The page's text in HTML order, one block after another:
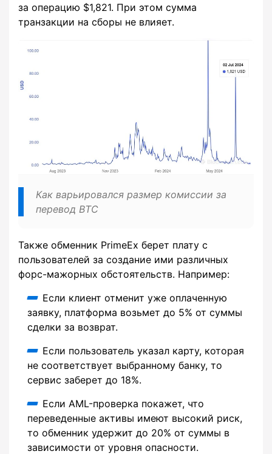
за операцию $1,821. При этом сумма
транзакции на сборы не влияет.
Как варьировался размер комиссии за
перевод BTC
Также обменник PrimeEx берет плату с
пользователей за создание ими различных
форс-мажорных обстоятельств. Например:
Если клиент отменит уже оплаченную
заявку, платформа возьмет до 5% от суммы
сделки за возврат.
Если пользователь указал карту, которая
не соответствует выбранному банку, то
сервис заберет до 18%.
Если AML-проверка покажет, что
переведенные активы имеют высокий риск,
то обменник удержит до 20% от суммы в
зависимости от уровня опасности.